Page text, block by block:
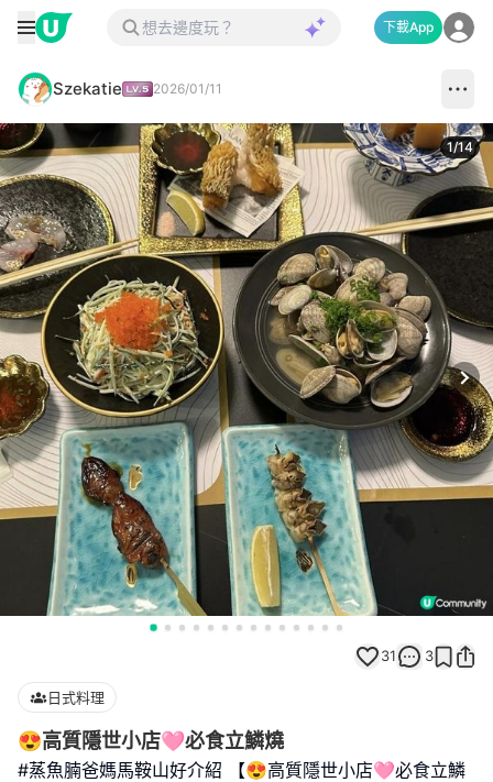
下載App
Szekatie 2026/01/11
1/14
31 3
日式料理
😍高質隱世小店🩷必食立鱗燒
#蒸魚腩爸媽馬鞍山好介紹 【😍高質隱世小店🩷必食立鱗